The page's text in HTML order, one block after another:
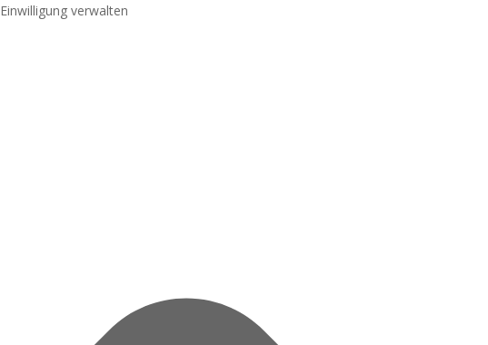
Einwilligung verwalten